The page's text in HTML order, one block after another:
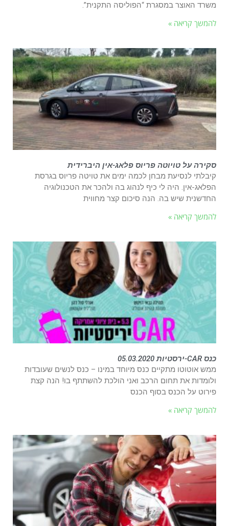
משרד האוצר במסגרת “הפוליסה התקנית”.
להמשך קריאה »
סקירה על טויוטה פריוס פלאג-אין היברידית
קיבלתי לנסיעת מבחן לכמה ימים את טויטה פריוס בגרסת
הפלאג-אין. היה לי כיף לנהוג בה ולהכר את הטכנולוגיה
החדשנית שיש בה. הנה סיכום קצר מחווית
להמשך קריאה »
כנס CAR-ירסטיות 05.03.2020
ממש אוטוטו מתקיים כנס מיוחד במינו – כנס לנשים שעובדות
ולומדות את תחום הרכב ואני הולכת להשתתף בו! הנה קצת
פירוט על הכנס בסוף הכנס
להמשך קריאה »